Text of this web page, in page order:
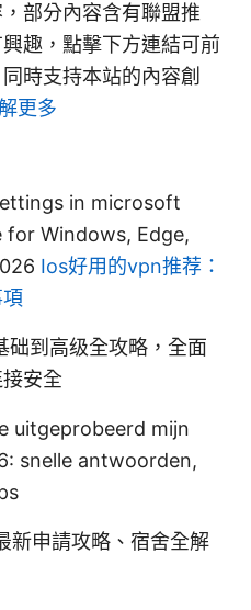
部分內容含有聯盟推
趣，點擊下方連結可前
時支持本站的內容創
更多
in microsoft
for Windows, Edge,
Ios好用的vpn推荐：
到高级全攻略，全面
安全
uitgeprobeerd mijn
snelle antwoorden,
新申請攻略、宿舍全解